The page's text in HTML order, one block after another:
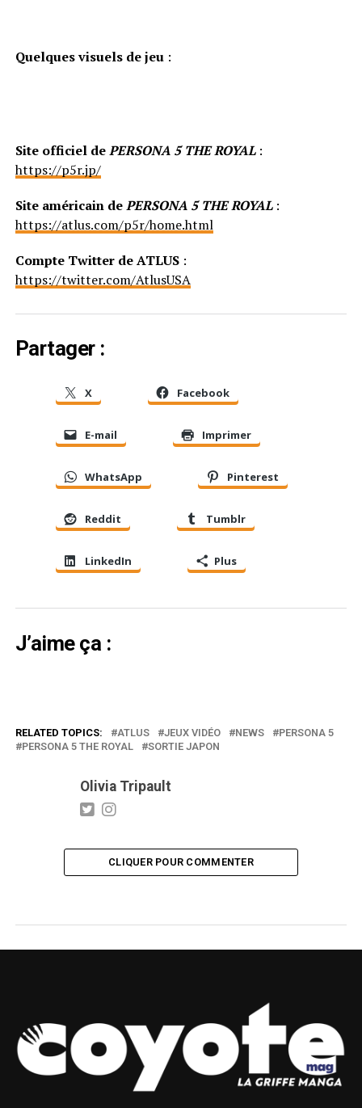
Quelques visuels de jeu:
Site officiel dePERSONA 5 THE ROYAL:
https://p5r.jp/
Site américain dePERSONA 5 THE ROYAL:
https://atlus.com/p5r/home.html
Compte Twitter de ATLUS:
https://twitter.com/AtlusUSA
Partager :
X Facebook
E-mail Imprimer
WhatsApp Pinterest
Reddit Tumblr
LinkedIn Plus
J’aime ça :
RELATED TOPICS: ATLUS JEUX VIDÉO NEWS
PERSONA 5
PERSONA 5 THE ROYAL
SORTIE JAPON
Olivia Tripault
CLIQUER POUR COMMENTER